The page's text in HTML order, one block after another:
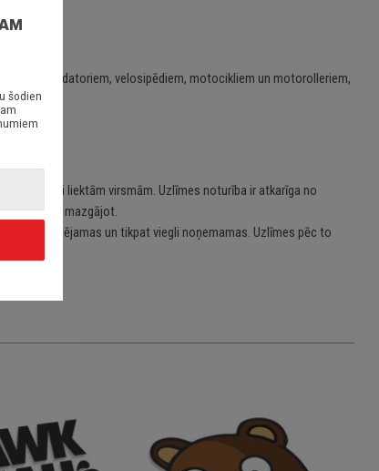
datoriem, velosipēdiem, motocikliem un motorolleriem,
vai viegli liektām virsmām. Uzlīmes noturība ir atkarīga no
vai mazgājot.
uzlīmējamas un tikpat viegli noņemamas. Uzlīmes pēc to
šodien